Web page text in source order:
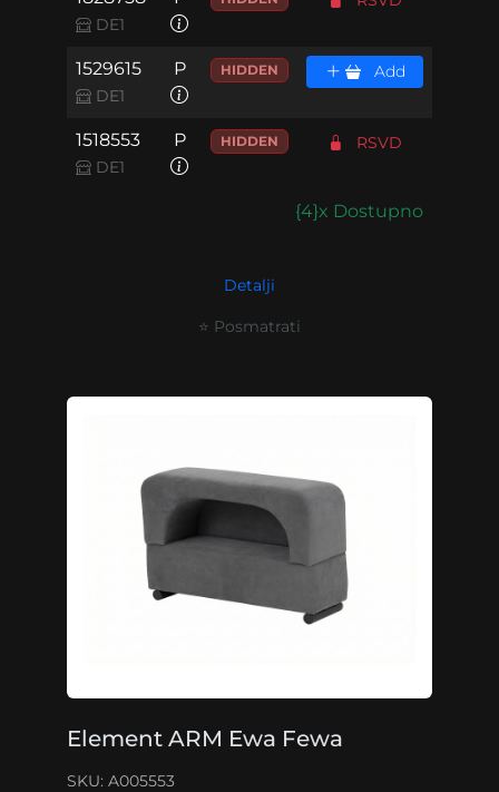
DE1
1529615
DE1
P HIDDEN Add
1518553
DE1
P HIDDEN RSVD
{4}x Dostupno
Detalji
⭐ Posmatrati
Element ARM Ewa Fewa
SKU: A005553